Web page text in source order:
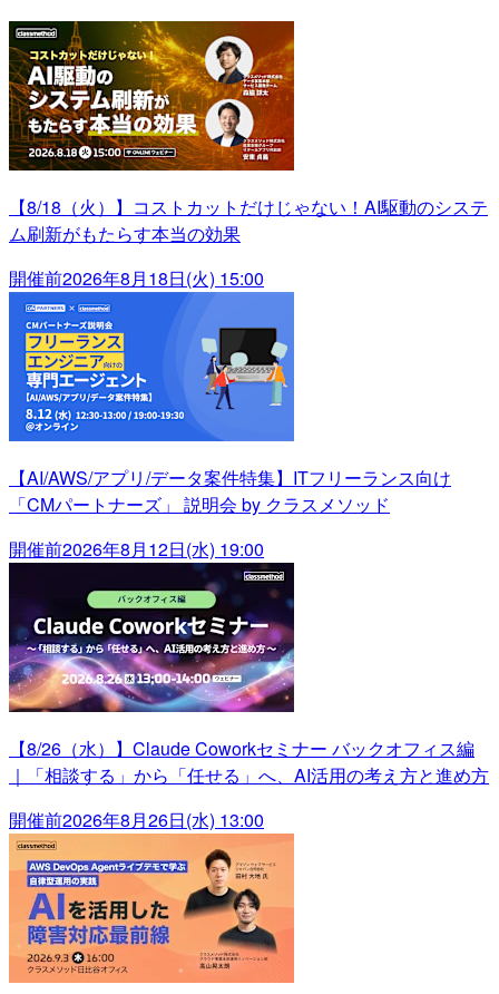
【8/18（火）】コストカットだけじゃない！AI駆動のシステ
ム刷新がもたらす本当の効果
開催前2026年8月18日(火) 15:00
【AI/AWS/アプリ/データ案件特集】ITフリーランス向け
「CMパートナーズ」 説明会 by クラスメソッド
開催前2026年8月12日(水) 19:00
【8/26（水）】Claude Coworkセミナー バックオフィス編
｜「相談する」から「任せる」へ、AI活用の考え方と進め方
開催前2026年8月26日(水) 13:00